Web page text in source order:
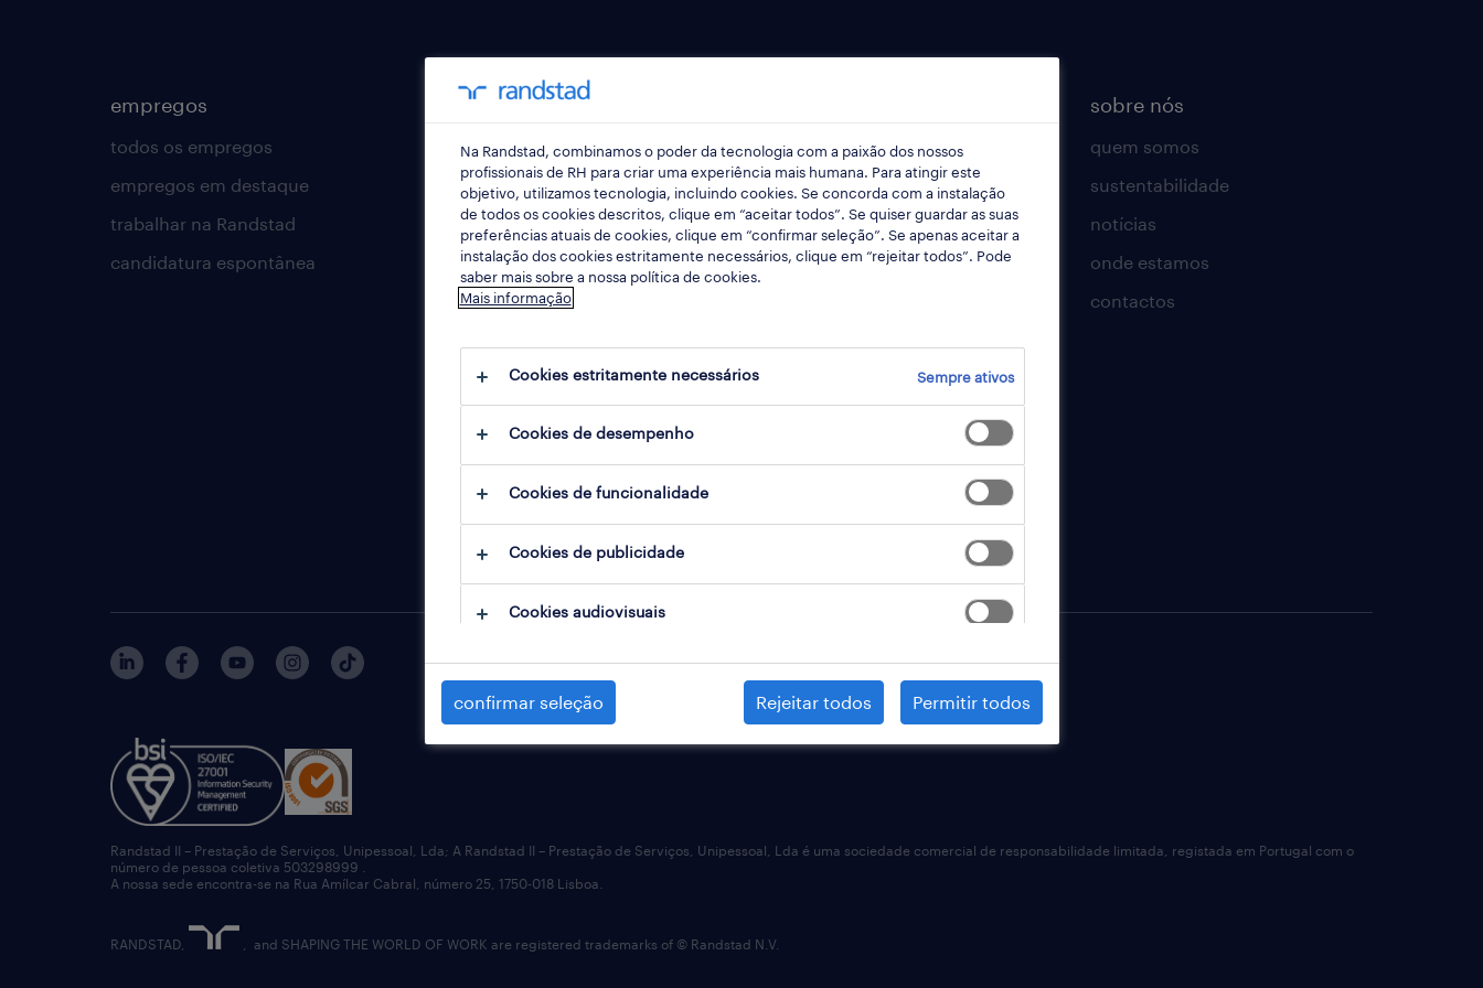
empregos
todos os empregos
empregos em destaque
trabalhar na Randstad
candidatura espontânea
para talentos
carreiras
dicas de carreira
cv builder
contactos
randstad research
employer brand research
workmonitor
talent trends
o impacto da inteligência artificial
estudo contact centers
trabalho temporário
outsourcing
inhouse services
career counseling
ferramentas digitais
sobre nós
quem somos
sustentabilidade
notícias
onde estamos
contactos
Randstad II – Prestação de Serviços, Unipessoal, Lda; A Randstad II – Prestação de Serviços, Unipessoal, Lda é uma sociedade comercial de responsabilidade limitada, registada em Portugal com o
número de pessoa coletiva 503298999 .
A nossa sede encontra-se na Rua Amílcar Cabral, número 25, 1750-018 Lisboa.
RANDSTAD, , and SHAPING THE WORLD OF WORK are registered trademarks of © Randstad N.V.
Na Randstad, combinamos o poder da tecnologia com a paixão dos nossos
profissionais de RH para criar uma experiência mais humana. Para atingir este
objetivo, utilizamos tecnologia, incluindo cookies. Se concorda com a instalação
de todos os cookies descritos, clique em “aceitar todos”. Se quiser guardar as suas
preferências atuais de cookies, clique em “confirmar seleção”. Se apenas aceitar a
instalação dos cookies estritamente necessários, clique em “rejeitar todos”. Pode
saber mais sobre a nossa política de cookies.
Mais informação
Cookies estritamente necessários Sempre ativos
Cookies de desempenho
Cookies de funcionalidade
Cookies de publicidade
Cookies audiovisuais
confirmar seleção Rejeitar todos Permitir todos